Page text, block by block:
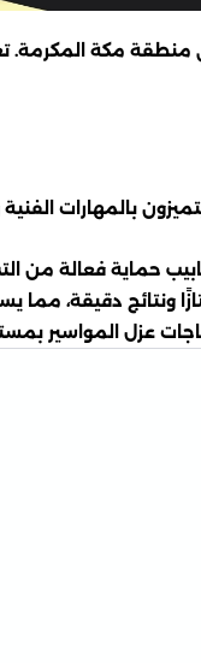
مكة المكرمة.
الفنية
حماية فعالة
ونتائج دقيقة، مما
عزل المواسير